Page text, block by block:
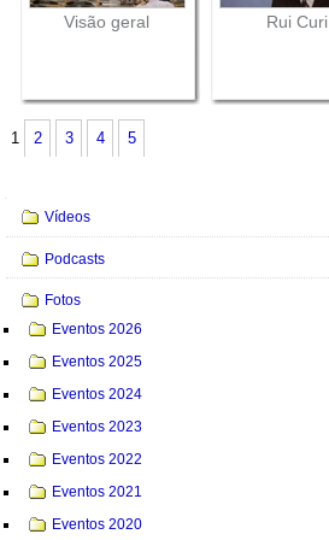
Visão geral Rui Curi
1 2 3 4 5
Navegação
Vídeos
Podcasts
Fotos
Eventos 2026
Eventos 2025
Eventos 2024
Eventos 2023
Eventos 2022
Eventos 2021
Eventos 2020